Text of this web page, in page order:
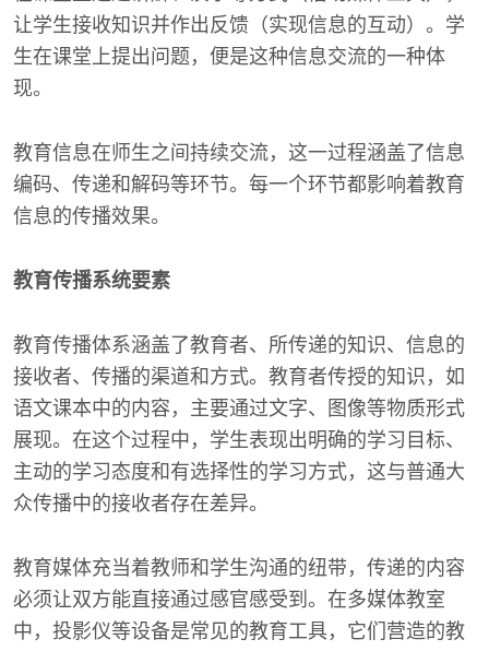
让学生接收知识并作出反馈（实现信息的互动）。学
生在课堂上提出问题，便是这种信息交流的一种体
现。
教育信息在师生之间持续交流，这一过程涵盖了信息
编码、传递和解码等环节。每一个环节都影响着教育
信息的传播效果。
教育传播系统要素
教育传播体系涵盖了教育者、所传递的知识、信息的
接收者、传播的渠道和方式。教育者传授的知识，如
语文课本中的内容，主要通过文字、图像等物质形式
展现。在这个过程中，学生表现出明确的学习目标、
主动的学习态度和有选择性的学习方式，这与普通大
众传播中的接收者存在差异。
教育媒体充当着教师和学生沟通的纽带，传递的内容
必须让双方能直接通过感官感受到。在多媒体教室
中，投影仪等设备是常见的教育工具，它们营造的教